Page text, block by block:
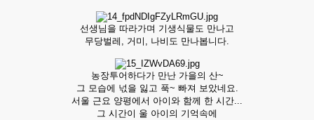
선생님을 따라가며 기생식물도 만나고
무당벌레, 거미, 나비도 만나봅니다.
농장투어하다가 만난 가을의 산~
그 모습에 넋을 잃고 푹~ 빠져 보았네요.
서울 근요 양평에서 아이와 함께 한 시간...
그 시간이 울 아이의 기억속에